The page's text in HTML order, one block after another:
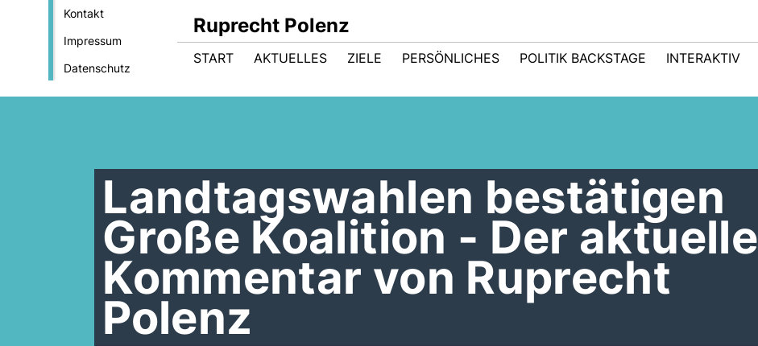
Kontakt
Impressum
Datenschutz
Ruprecht Polenz
START AKTUELLES ZIELE PERSÖNLICHES POLITIK BACKSTAGE INTERAKTIV
Landtagswahlen bestätigen
Große Koalition - Der aktuelle
Kommentar von Ruprecht
Polenz